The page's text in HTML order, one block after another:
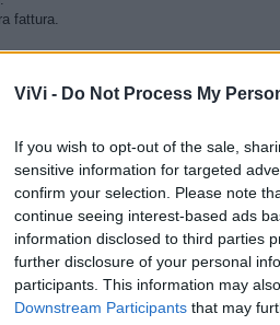
ViVi - Do Not Process My
If you wish to opt-out of the sale,
sensitive information for targeted
confirm your selection. Please note
continue seeing interest-based ads
information disclosed to third parties
further disclosure of your personal
participants. This information may
Downstream Participants that may
fattura.